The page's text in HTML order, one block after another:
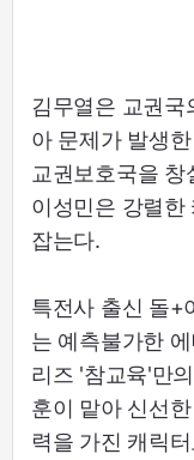
김무열은 교권국
아 문제가 발생
교권보호국을 창
이성민은 강렬한
잡는다.
특전사 출신 돌+
는 예측불가한
리즈 '참교육'만
훈이 맡아 신선
력을 가진 캐릭